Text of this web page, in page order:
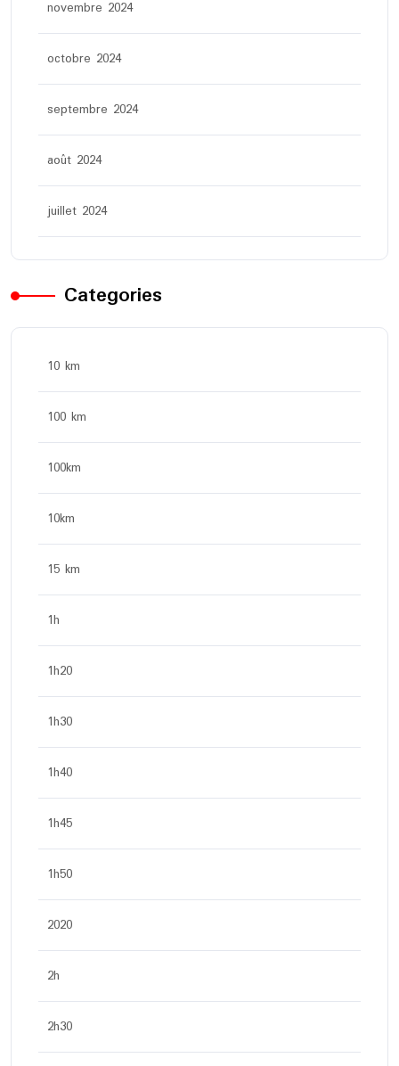
novembre 2024
octobre 2024
septembre 2024
août 2024
juillet 2024
Categories
10 km
100 km
100km
10km
15 km
1h
1h20
1h30
1h40
1h45
1h50
2020
2h
2h30